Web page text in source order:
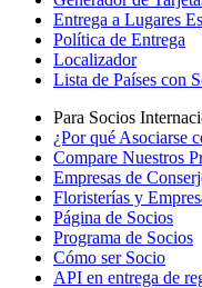
Entrega a Lugares
Política de Entrega
Localizador
Lista de Países con
Para Socios
¿Por qué Asociarse
Compare Nuestros
Empresas de
Floristerías y
Página de Socios
Programa de Socios
Cómo ser Socio
API en entrega de